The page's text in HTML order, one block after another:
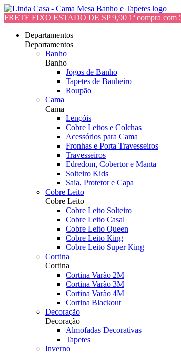
FRETE FIXO ESTADO DE SP 9,90 1ª compra
Departamentos
Departamentos
Banho
Banho
Jogos de Banho
Tapetes de Banheiro
Roupão
Cama
Cama
Lençóis
Cobre Leitos e Colchas
Acessórios para Cama
Fronhas e Porta Travesseiros
Travesseiros
Edredom, Cobertor e Manta
Solteiro Kids
Saia, Protetor e Capa
Cobre Leito
Cobre Leito
Cobre Leito Solteiro
Cobre Leito Casal
Cobre Leito Queen
Cobre Leito King
Cobre Leito Super King
Cortina
Cortina
Cortina Varão 2M
Cortina Varão 3M
Cortina Varão 4M
Cortina Blackout
Decoração
Decoração
Almofadas Decorativas
Tapetes
Inverno